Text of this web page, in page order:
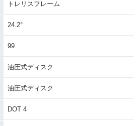
トレリスフレーム
24.2°
99
油圧式ディスク
油圧式ディスク
DOT 4